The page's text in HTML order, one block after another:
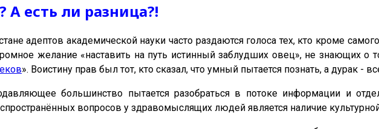
А есть ли разница?!
адептов академической науки часто раздаются голоса тех, кто кроме
желание «наставить на путь истинный заблудших овец», не знающих о
». Воистину прав был тот, кто сказал, что умный пытается познать, а дурак -
большинство пытается разобраться в потоке информации и
вопросов у здравомыслящих людей является наличие